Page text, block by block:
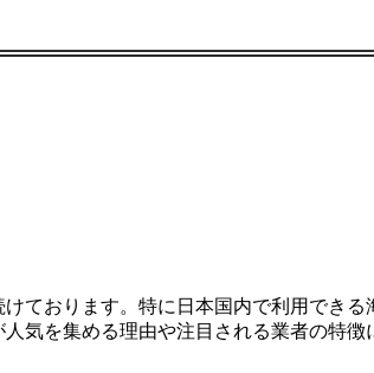
ております。特に日本国内で利用できる
気を集める理由や注目される業者の特徴